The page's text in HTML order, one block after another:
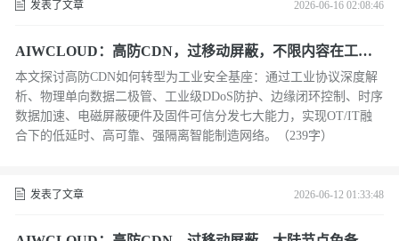
发表了文章 2026-06-16 02:08:46
AIWCLOUD：高防CDN，过移动屏蔽，不限内容在工业
互联网与OT网络融合中的安全隔离技术
本文探讨高防CDN如何转型为工业安全基座：通过工业协议深度解
析、物理单向数据二极管、工业级DDoS防护、边缘闭环控制、时序
数据加速、电磁屏蔽硬件及固件可信分发七大能力，实现OT/IT融
合下的低延时、高可靠、强隔离智能制造网络。（239字）
发表了文章 2026-06-12 01:33:48